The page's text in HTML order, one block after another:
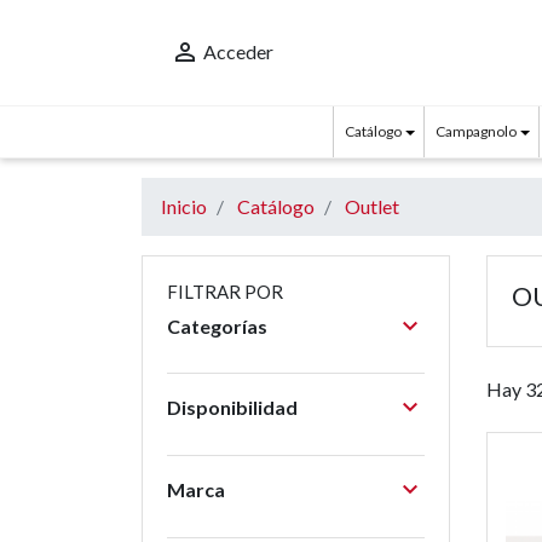
 Acceder
Catálogo Campagnolo
Inicio Catálogo Outlet
FILTRAR POR
Categorías 
Disponibilidad 
Marca 
Hay